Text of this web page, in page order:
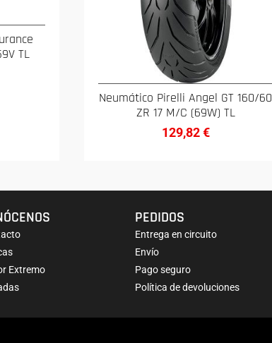
TL
Neumático Pirelli Angel GT 160/60
ZR 17 M/C (69W) TL
129,82€
Extremo
PEDIDOS
Entrega en circuito
Envío
Pago seguro
Política de devoluciones